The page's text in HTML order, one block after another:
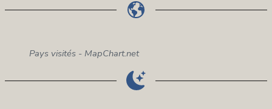
Pays visités - MapChart.net